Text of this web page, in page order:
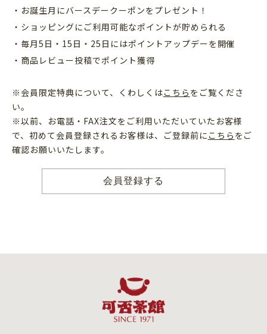
・お誕生月にバースデークーポンをプレゼント！
・ショッピングにご利用可能なポイントが貯められる
・毎月5日・15日・25日にはポイントアップデーを開催
・商品レビュー投稿でポイント獲得
※会員限定特典について、くわしくはこちら をご覧くださ
い。
※以前、お電話・FAX注文をご利用いただいていたお客様
で、初めて会員登録されるお客様は、ご登録前に こちら をご
確認お願いいたします。
会員登録する